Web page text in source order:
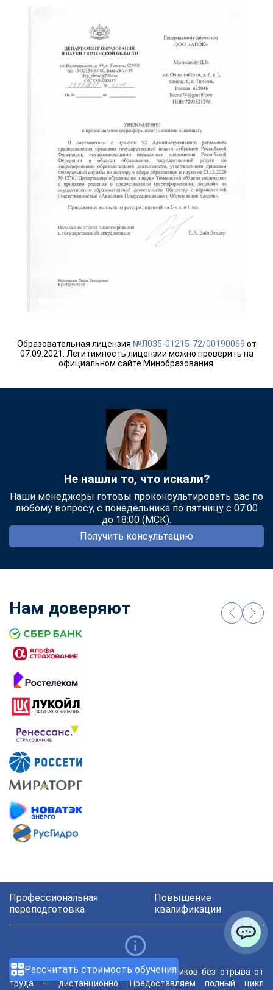
Рассчитать стоимость обучения
Образовательная лицензия №Л035-01215-72/00190069 от
07.09.2021. Легитимность лицензии можно проверить на
официальном сайте Минобразования.
Не нашли то, что искали?
Наши менеджеры готовы проконсультировать вас по
любому вопросу, с понедельника по пятницу с 07:00
до 18:00 (МСК).
Получить консультацию
Нам доверяют
Профессиональная
переподготовка
Повышение
квалификации
Мы помогаем бизнесу обучать сотрудников без отрыва от
труда — дистанционно. Предоставляем полный цикл
Свяжитесь с нами через любой удобный мессенджер!
Telegram WhatsApp
Vkontakte EMail
ChatApp